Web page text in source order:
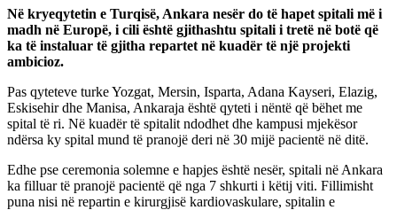
Në kryeqytetin e Turqisë, Ankara nesër do të hapet spitali më i
madh në Europë, i cili është gjithashtu spitali i tretë në botë që
ka të instaluar të gjitha repartet në kuadër të një projekti
ambicioz.
Pas qyteteve turke Yozgat, Mersin, Isparta, Adana Kayseri, Elazig,
Eskisehir dhe Manisa, Ankaraja është qyteti i nëntë që bëhet me
spital të ri. Në kuadër të spitalit ndodhet dhe kampusi mjekësor
ndërsa ky spital mund të pranojë deri në 30 mijë pacientë në ditë.
Edhe pse ceremonia solemne e hapjes është nesër, spitali në Ankara
ka filluar të pranojë pacientë që nga 7 shkurti i këtij viti. Fillimisht
puna nisi në repartin e kirurgjisë kardiovaskulare, spitalin e